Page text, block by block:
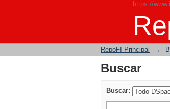
https://
Buscar
RepoFI Principal →
Buscar
Buscar: